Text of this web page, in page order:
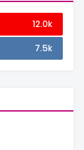
12.0k
7.5k